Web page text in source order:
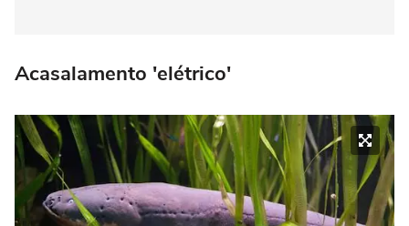
Acasalamento 'elétrico'